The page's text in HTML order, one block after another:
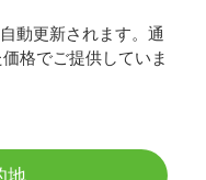
動更新されます。通
格でご提供していま
地